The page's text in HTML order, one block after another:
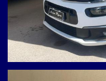
Auto in ottime condizioni
e interni curati.
Perfetta per chi cerca
Garanzia 12 mesi inclusa